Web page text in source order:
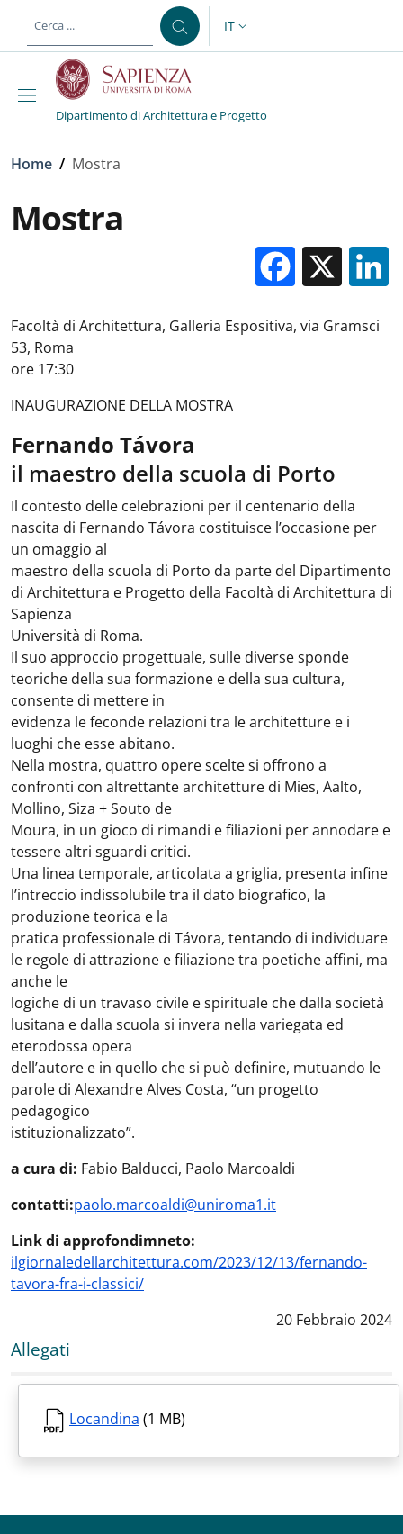
al contenuto principale
SELETTORE LINGUA:
IT
Dipartimento di Architettura e Progetto
Briciole di pane
Home / Mostra
Mostra
X
Facoltà di Architettura, Galleria Espositiva, via Gramsci
53, Roma
ore 17:30
INAUGURAZIONE DELLA MOSTRA
Fernando Távora
il maestro della scuola di Porto
Il contesto delle celebrazioni per il centenario della
nascita di Fernando Távora costituisce l’occasione per
un omaggio al
maestro della scuola di Porto da parte del Dipartimento
di Architettura e Progetto della Facoltà di Architettura di
Sapienza
Università di Roma.
Il suo approccio progettuale, sulle diverse sponde
teoriche della sua formazione e della sua cultura,
consente di mettere in
evidenza le feconde relazioni tra le architetture e i
luoghi che esse abitano.
Nella mostra, quattro opere scelte si offrono a
confronti con altrettante architetture di Mies, Aalto,
Mollino, Siza + Souto de
Moura, in un gioco di rimandi e filiazioni per annodare e
tessere altri sguardi critici.
Una linea temporale, articolata a griglia, presenta infine
l’intreccio indissolubile tra il dato biografico, la
produzione teorica e la
pratica professionale di Távora, tentando di individuare
le regole di attrazione e filiazione tra poetiche affini, ma
anche le
logiche di un travaso civile e spirituale che dalla società
lusitana e dalla scuola si invera nella variegata ed
eterodossa opera
dell’autore e in quello che si può definire, mutuando le
parole di Alexandre Alves Costa, “un progetto
pedagogico
istituzionalizzato”.
a cura di: Fabio Balducci, Paolo Marcoaldi
contatti:paolo.marcoaldi@uniroma1.it
Link di approfondimneto:
ilgiornaledellarchitettura.com/2023/12/13/fernando-
tavora-fra-i-classici/
Data notizia:
20 Febbraio 2024
Allegati
Locandina (1 MB)